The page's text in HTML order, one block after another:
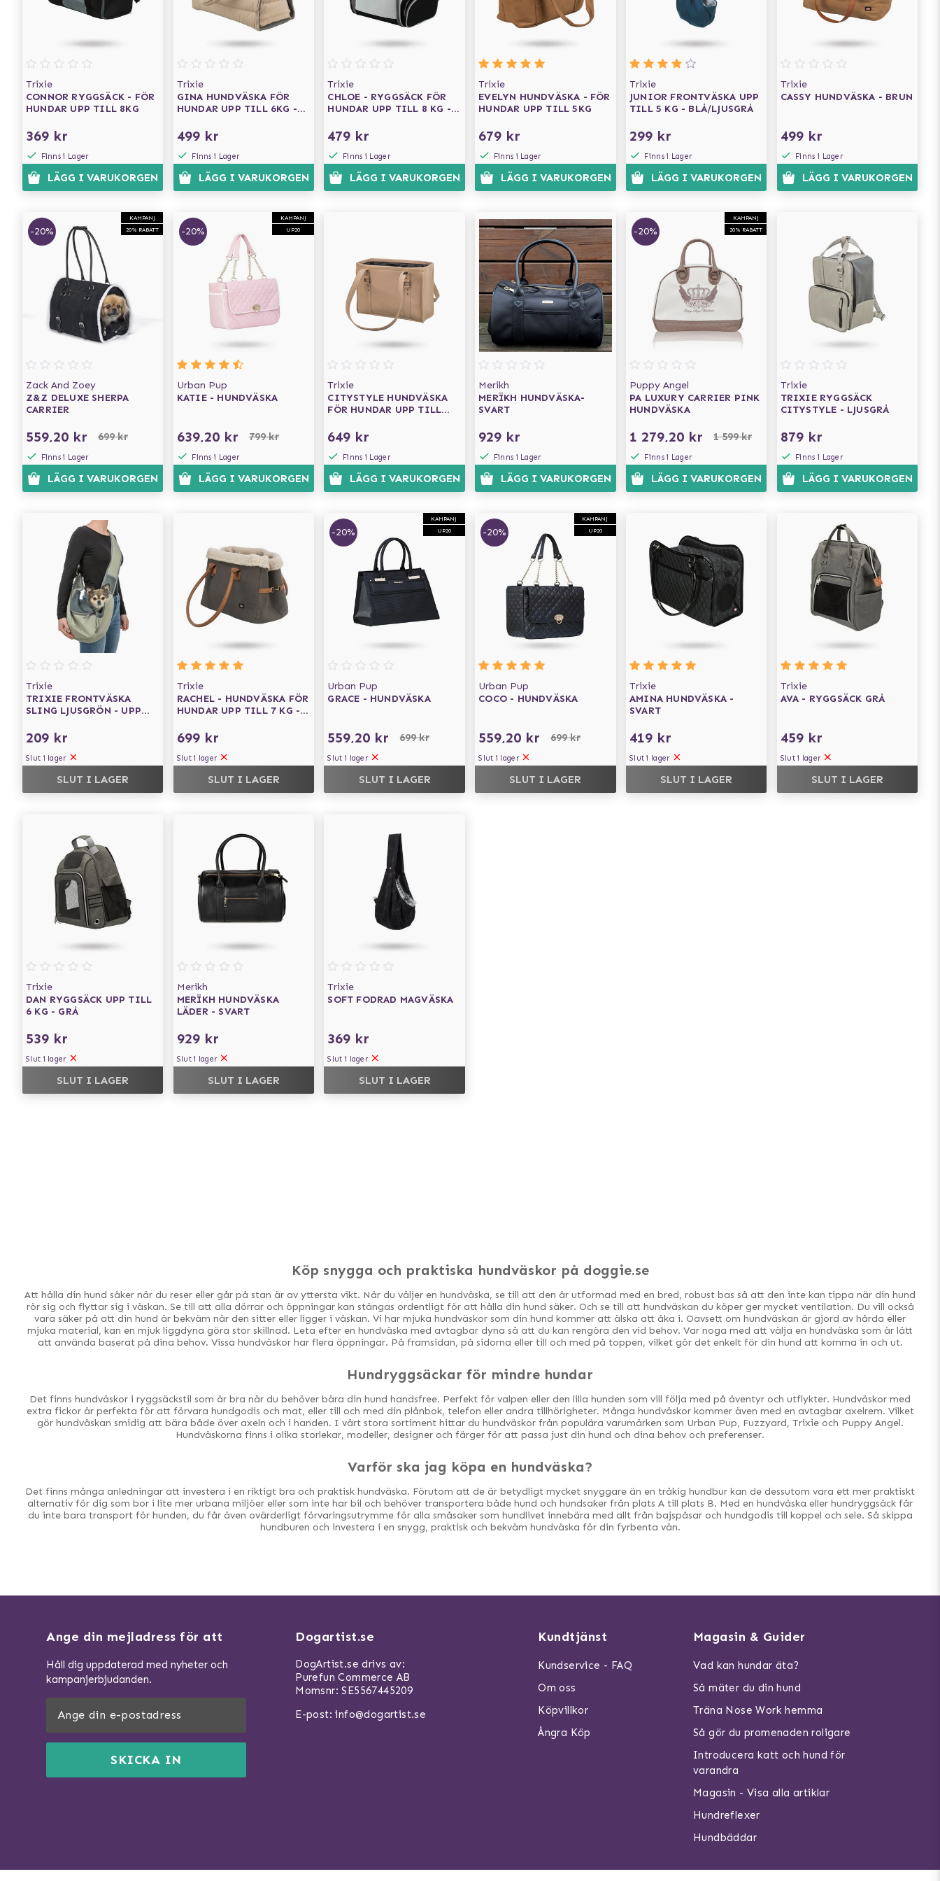
Trixie
CONNOR RYGGSÄCK - FÖR
HUNDAR UPP TILL 8KG
369 kr
Finns i Lager
LÄGG I VARUKORGEN
Trixie
GINA HUNDVÄSKA FÖR
HUNDAR UPP TILL 6KG -
499 kr
Finns i Lager
LÄGG I VARUKORGEN
Trixie
CHLOE - RYGGSÄCK FÖR
HUNDAR UPP TILL 8 KG -
479 kr
Finns i Lager
LÄGG I VARUKORGEN
Trixie
EVELYN HUNDVÄSKA - FÖR
HUNDAR UPP TILL 5KG
679 kr
Finns i Lager
LÄGG I VARUKORGEN
Trixie
JUNIOR FRONTVÄSKA UPP
TILL 5 KG - BLÅ/LJUSGRÅ
299 kr
Finns i Lager
LÄGG I VARUKORGEN
Trixie
CASSY HUNDVÄSKA - BRUN
499 kr
Finns i Lager
LÄGG I VARUKORGEN
KAMPANJ
20% RABATT
-20%
Zack And Zoey
Z&Z DELUXE SHERPA
CARRIER
559,20 kr 699 kr
Finns i Lager
LÄGG I VARUKORGEN
KAMPANJ
UP20
-20%
Urban Pup
KATIE - HUNDVÄSKA
639,20 kr 799 kr
Finns i Lager
LÄGG I VARUKORGEN
Trixie
CITYSTYLE HUNDVÄSKA
FÖR HUNDAR UPP TILL
649 kr
Finns i Lager
LÄGG I VARUKORGEN
Merikh
MERÏKH HUNDVÄSKA-
SVART
929 kr
Finns i Lager
LÄGG I VARUKORGEN
KAMPANJ
20% RABATT
-20%
Puppy Angel
PA LUXURY CARRIER PINK
HUNDVÄSKA
1 279,20 kr 1 599 kr
Finns i Lager
LÄGG I VARUKORGEN
Trixie
TRIXIE RYGGSÄCK
CITYSTYLE - LJUSGRÅ
879 kr
Finns i Lager
LÄGG I VARUKORGEN
Trixie
TRIXIE FRONTVÄSKA
SLING LJUSGRÖN - UPP
209 kr
Slut i lager
SLUT I LAGER
Trixie
RACHEL - HUNDVÄSKA FÖR
HUNDAR UPP TILL 7 KG -
699 kr
Slut i lager
SLUT I LAGER
KAMPANJ
UP20
-20%
Urban Pup
GRACE - HUNDVÄSKA
559,20 kr 699 kr
Slut i lager
SLUT I LAGER
KAMPANJ
UP20
-20%
Urban Pup
COCO - HUNDVÄSKA
559,20 kr 699 kr
Slut i lager
SLUT I LAGER
Trixie
AMINA HUNDVÄSKA -
SVART
419 kr
Slut i lager
SLUT I LAGER
Trixie
AVA - RYGGSÄCK GRÅ
459 kr
Slut i lager
SLUT I LAGER
Trixie
DAN RYGGSÄCK UPP TILL
6 KG - GRÅ
539 kr
Slut i lager
SLUT I LAGER
Merikh
MERÏKH HUNDVÄSKA
LÄDER - SVART
929 kr
Slut i lager
SLUT I LAGER
Trixie
SOFT FODRAD MAGVÄSKA
369 kr
Slut i lager
SLUT I LAGER
Köp snygga och praktiska hundväskor på doggie.se
Att hålla din hund säker när du reser eller går på stan är av yttersta vikt. När du väljer en hundväska, se till att den är utformad med en bred, robust bas så att den inte kan tippa när din hund
rör sig och flyttar sig i väskan. Se till att alla dörrar och öppningar kan stängas ordentligt för att hålla din hund säker. Och se till att hundväskan du köper ger mycket ventilation. Du vill också
vara säker på att din hund är bekväm när den sitter eller ligger i väskan. Vi har mjuka hundväskor som din hund kommer att älska att åka i. Oavsett om hundväskan är gjord av hårda eller
mjuka material, kan en mjuk liggdyna göra stor skillnad. Leta efter en hundväska med avtagbar dyna så att du kan rengöra den vid behov. Var noga med att välja en hundväska som är lätt
att använda baserat på dina behov. Vissa hundväskor har flera öppningar. På framsidan, på sidorna eller till och med på toppen, vilket gör det enkelt för din hund att komma in och ut.
Hundryggsäckar för mindre hundar
Det finns hundväskor i ryggsäckstil som är bra när du behöver bära din hund handsfree. Perfekt för valpen eller den lilla hunden som vill följa med på äventyr och utflykter. Hundväskor med
extra fickor är perfekta för att förvara hundgodis och mat, eller till och med din plånbok, telefon eller andra tillhörigheter. Många hundväskor kommer även med en avtagbar axelrem. Vilket
gör hundväskan smidig att bära både över axeln och i handen. I vårt stora sortiment hittar du hundväskor från populära varumärken som Urban Pup, Fuzzyard, Trixie och Puppy Angel.
Hundväskorna finns i olika storlekar, modeller, designer och färger för att passa just din hund och dina behov och preferenser.
Varför ska jag köpa en hundväska?
Det finns många anledningar att investera i en riktigt bra och praktisk hundväska. Förutom att de är betydligt mycket snyggare än en tråkig hundbur kan de dessutom vara ett mer praktiskt
alternativ för dig som bor i lite mer urbana miljöer eller som inte har bil och behöver transportera både hund och hundsaker från plats A till plats B. Med en hundväska eller hundryggsäck får
du inte bara transport för hunden, du får även ovärderligt förvaringsutrymme för alla småsaker som hundlivet innebära med allt från bajspåsar och hundgodis till koppel och sele. Så skippa
hundburen och investera i en snygg, praktisk och bekväm hundväska för din fyrbenta vän.
Ange din mejladress för att
Håll dig uppdaterad med nyheter och
kampanjerbjudanden.
SKICKA IN
Dogartist.se
DogArtist.se drivs av:
Purefun Commerce AB
Momsnr: SE5567445209
E-post:info@dogartist.se
Kundtjänst
Kundservice - FAQ
Om oss
Köpvillkor
Ångra Köp
Magasin & Guider
Vad kan hundar äta?
Så mäter du din hund
Träna Nose Work hemma
Så gör du promenaden roligare
Introducera katt och hund för
varandra
Magasin - Visa alla artiklar
Hundreflexer
Hundbäddar